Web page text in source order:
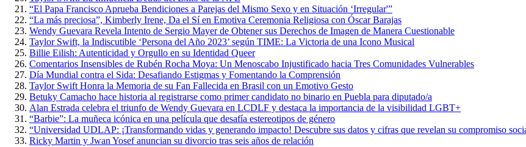
“El Papa Francisco Aprueba Bendiciones a Parejas del Mismo Sexo y en Situación ‘Irregular'”
“La más preciosa”, Kimberly Irene, Da el Sí en Emotiva Ceremonia Religiosa con Óscar Barajas
Wendy Guevara Revela Intento de Sergio Mayer de Obtener sus Derechos de Imagen de Manera Cuestionable
Taylor Swift, la Indiscutible ‘Persona del Año 2023’ según TIME: La Victoria de una Icono Musical
Billie Eilish: Autenticidad y Orgullo en su Identidad Queer
Comentarios Insensibles de Rubén Rocha Moya: Un Menoscabo Injustificado hacia Tres Comunidades Vulnerables
Día Mundial contra el Sida: Desafiando Estigmas y Fomentando la Comprensión
Taylor Swift Honra la Memoria de su Fan Fallecida en Brasil con un Emotivo Gesto
Betuky Camacho hace historia al registrarse como primer candidato no binario en Puebla para diputado/a
Alan Estrada celebra el triunfo de Wendy Guevara en LCDLF y destaca la importancia de la visibilidad LGBT+
“Barbie”: La muñeca icónica en una película que desafía estereotipos de género
“Universidad UDLAP: ¡Transformando vidas y generando impacto! Descubre sus datos y cifras que revelan su compromiso
Ricky Martin y Jwan Yosef anuncian su divorcio tras seis años de relación